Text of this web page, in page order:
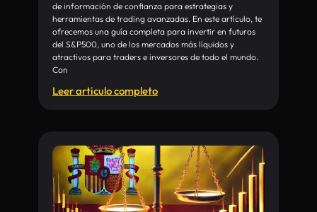
de información de confianza para estrategias y
herramientas de trading avanzadas. En este artículo, te
ofrecemos una guía completa para invertir en futuros
del S&P500, uno de los mercados más líquidos y
atractivos para traders e inversores de todo el mundo.
Con
Leer articulo completo